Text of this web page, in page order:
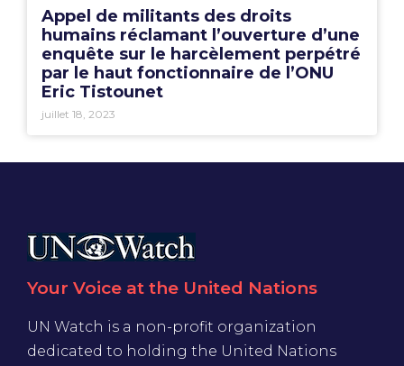
Appel de militants des droits
humains réclamant l’ouverture d’une
enquête sur le harcèlement perpétré
par le haut fonctionnaire de l’ONU
Eric Tistounet
juillet 18, 2023
Your Voice at the United Nations
UN Watch is a non-profit organization
dedicated to holding the United Nations